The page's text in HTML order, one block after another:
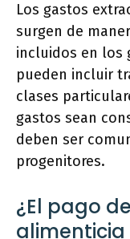
Los gastos
surgen de
incluidos en los
pueden incluir
clases
gastos sean
deben ser
progenitores.
¿El pago